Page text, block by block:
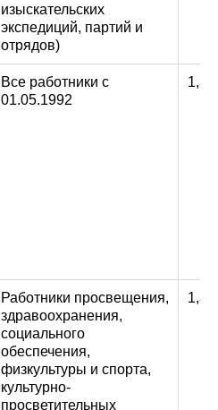
изыскательских
экспедиций, партий и
отрядов)
Все работники с
01.05.1992
1,3
Работники просвещения,
здравоохранения,
социального
обеспечения,
физкультуры и спорта,
культурно-
просветительных
1,3